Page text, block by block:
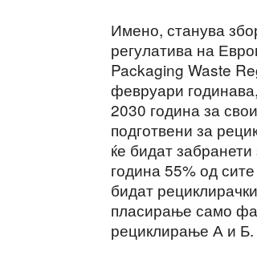
Имено, станува
регулатива на
Packaging Waste
февруари
2030 година за
подготвени за
ќе бидат
година 55% од
бидат
пласирање само
рециклирање А и Б.